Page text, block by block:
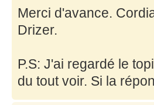
Merci d'avance.
Drizer.
P.S: J'ai regardé le
du tout voir. Si la